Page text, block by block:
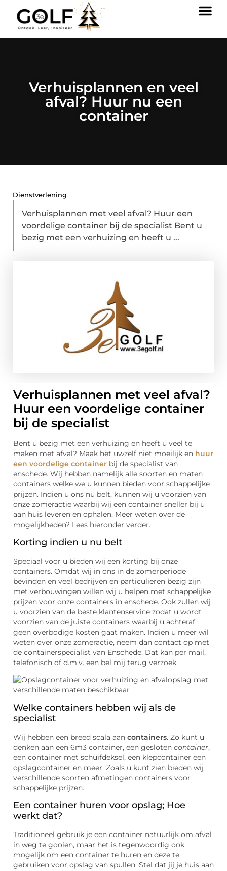
Verhuisplannen en veel
afval? Huur nu een
container
Dienstverlening
Verhuisplannen met veel afval? Huur een
voordelige container bij de specialist Bent u
bezig met een verhuizing en heeft u ...
Verhuisplannen met veel afval?
Huur een voordelige container
bij de specialist
Bent u bezig met een verhuizing en heeft u veel te
maken met afval? Maak het uwzelf niet moeilijk en huur
een voordelige container bij de specialist van
enschede. Wij hebben namelijk alle soorten en maten
containers welke we u kunnen bieden voor schappelijke
prijzen. Indien u ons nu belt, kunnen wij u voorzien van
onze zomeractie waarbij wij een container sneller bij u
aan huis leveren en ophalen. Meer weten over de
mogelijkheden? Lees hieronder verder.
Korting indien u nu belt
Speciaal voor u bieden wij een korting bij onze
containers. Omdat wij in ons in de zomerperiode
bevinden en veel bedrijven en particulieren bezig zijn
met verbouwingen willen wij u helpen met schappelijke
prijzen voor onze containers in enschede. Ook zullen wij
u voorzien van de beste klantenservice zodat u wordt
voorzien van de juiste containers waarbij u achteraf
geen overbodige kosten gaat maken. Indien u meer wil
weten over onze zomeractie, neem dan contact op met
de containerspecialist van Enschede. Dat kan per mail,
telefonisch of d.m.v. een bel mij terug verzoek.
Welke containers hebben wij als de
specialist
Wij hebben een breed scala aan containers. Zo kunt u
denken aan een 6m3 container, een gesloten container,
een container met schuifdeksel, een klepcontainer een
opslagcontainer en meer. Zoals u kunt zien bieden wij
verschillende soorten afmetingen containers voor
schappelijke prijzen.
Een container huren voor opslag; Hoe
werkt dat?
Traditioneel gebruik je een container natuurlijk om afval
in weg te gooien, maar het is tegenwoordig ook
mogelijk om een container te huren en deze te
gebruiken voor opslag van spullen. Stel dat jij je huis aan